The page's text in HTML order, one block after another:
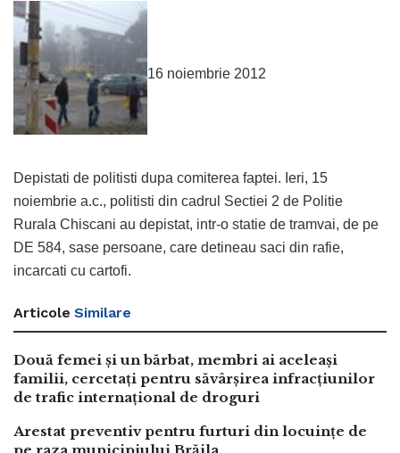
16 noiembrie 2012
Depistati de politisti dupa comiterea faptei. Ieri, 15
noiembrie a.c., politisti din cadrul Sectiei 2 de Politie
Rurala Chiscani au depistat, intr-o statie de tramvai, de pe
DE 584, sase persoane, care detineau saci din rafie,
incarcati cu cartofi.
Articole Similare
Două femei și un bărbat, membri ai aceleași
familii, cercetați pentru săvârșirea infracțiunilor
de trafic internațional de droguri
Arestat preventiv pentru furturi din locuințe de